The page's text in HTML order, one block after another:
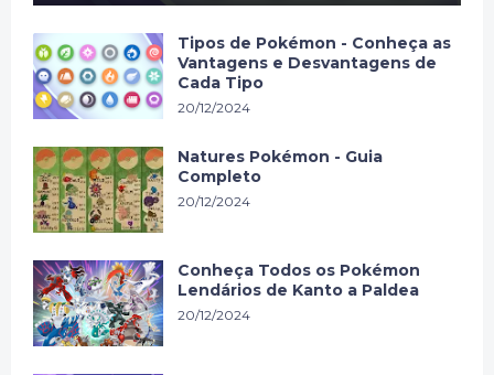
Tipos de Pokémon - Conheça as
Vantagens e Desvantagens de
Cada Tipo
20/12/2024
Natures Pokémon - Guia
Completo
20/12/2024
Conheça Todos os Pokémon
Lendários de Kanto a Paldea
20/12/2024